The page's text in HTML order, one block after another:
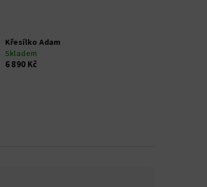
Křesílko Adam
Skladem
6 890 Kč